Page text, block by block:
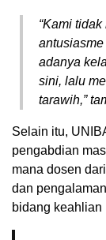
“Kami
adanya
sini, lalu
tarawih,”
Selain itu,
pengabdian
mana dosen
dan
bidang keahlian